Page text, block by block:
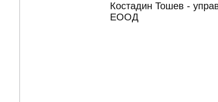
Костадин Тошев -
ЕООД